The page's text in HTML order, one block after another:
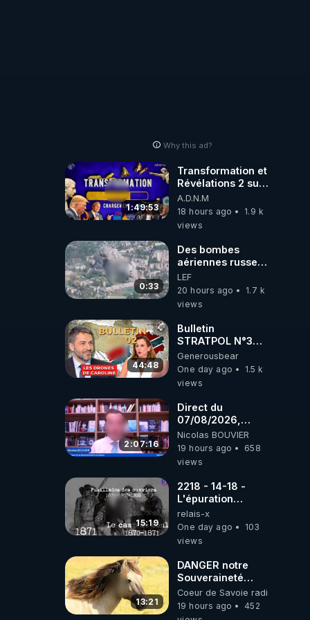
Why this ad?
1:49:53
Transformation et
Révélations 2 sur
2 - live du
07/08/26
A.D.N.M
18 hours ago
1.9 k
views
0:33
Des bombes
aériennes russes
anéantissent les
centres de
contrôle de
brigades
ukrainienne
LEF
20 hours ago
1.7 k
views
44:48
Bulletin
STRATPOL N°302.
Armée des
drones, MS-21 en
série, missiles
07.08.2026.
Generousbear
One day ago
1.5 k
views
2:07:16
Direct du
07/08/2026,
présenté par
Nicolas BOUVIER
Nicolas BOUVIER
19 hours ago
658
views
15:19
2218 - 14-18 -
L'épuration
républicaine
organisée par les
frères de la
relais-x
One day ago
103
views
13:21
DANGER notre
Souveraineté
Alimentaire est
attaqué...
Coeur de Savoie radioweb TV
19 hours ago
452